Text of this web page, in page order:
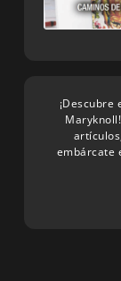
embárcate